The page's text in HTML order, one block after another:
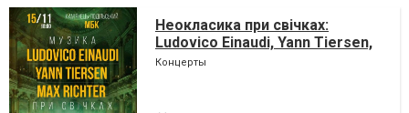
Неокласика при свічках:
Ludovico Einaudi, Yann Tiersen,
Max Richter
Концерты